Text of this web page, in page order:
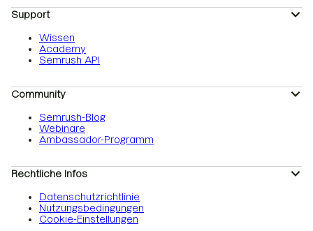
Support
Wissen
Academy
Semrush API
Community
Semrush-Blog
Webinare
Ambassador-Programm
Rechtliche Infos
Datenschutzrichtlinie
Nutzungsbedingungen
Cookie-Einstellungen